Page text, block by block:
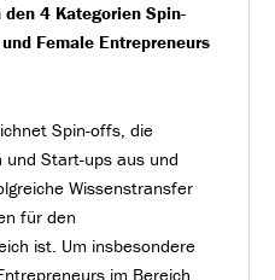
4 Kategorien Spin-
Female Entrepreneurs
Spin-offs, die
und Start-ups aus und
Wissenstransfer
für den
ist. Um insbesondere
im Bereich